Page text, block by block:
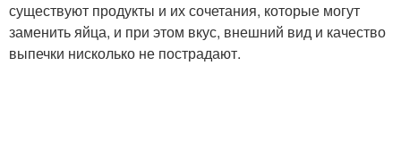
существуют продукты и их сочетания, которые могут
заменить яйца, и при этом вкус, внешний вид и качество
выпечки нисколько не пострадают.